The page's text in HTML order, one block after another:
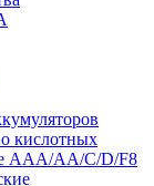
кислотных
ААА/АА/С/D/F8